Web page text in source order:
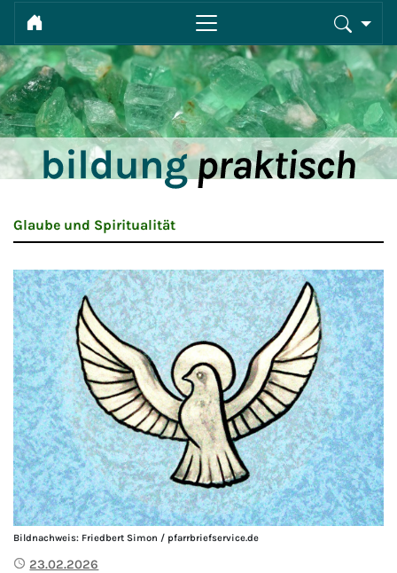
Glaube und Spiritualität
Bildnachweis: Friedbert Simon / pfarrbriefservice.de
Publiziert
23.02.2026